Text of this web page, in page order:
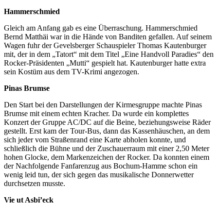
Hammerschmied
Gleich am Anfang gab es eine Überraschung. Hammerschmied
Bernd Matthäi war in die Hände von Banditen gefallen. Auf seinem
Wagen fuhr der Gevelsberger Schauspieler Thomas Kautenburger
mit, der in dem „Tatort“ mit dem Titel „Eine Handvoll Paradies“ den
Rocker-Präsidenten „Mutti“ gespielt hat. Kautenburger hatte extra
sein Kostüm aus dem TV-Krimi angezogen.
Pinas Brumse
Den Start bei den Darstellungen der Kirmesgruppe machte Pinas
Brumse mit einem echten Kracher. Da wurde ein komplettes
Konzert der Gruppe AC/DC auf die Beine, beziehungsweise Räder
gestellt. Erst kam der Tour-Bus, dann das Kassenhäuschen, an dem
sich jeder vom Straßenrand eine Karte abholen konnte, und
schließlich die Bühne und der Zuschauerraum mit einer 2,50 Meter
hohen Glocke, dem Markenzeichen der Rocker. Da konnten einem
der Nachfolgende Fanfarenzug aus Bochum-Hamme schon ein
wenig leid tun, der sich gegen das musikalische Donnerwetter
durchsetzen musste.
Vie ut Asbi’eck